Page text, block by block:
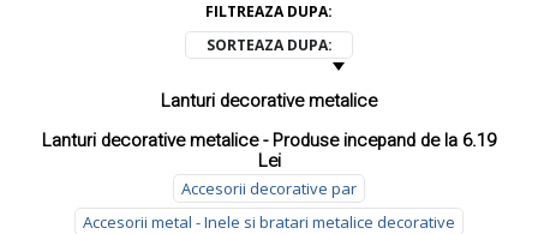
UTILIZATOR NOU
RECUPEREAZA PAROLA
FILTREAZA DUPA:
SORTEAZA DUPA:
Lanturi decorative metalice
Lanturi decorative metalice - Produse incepand de la 6.19
Lei
Accesorii decorative par
Accesorii metal - Inele si bratari metalice decorative